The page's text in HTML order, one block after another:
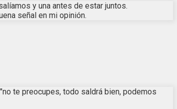
y una antes de estar juntos.
señal en mi opinión.
te preocupes, todo saldrá bien, podemos